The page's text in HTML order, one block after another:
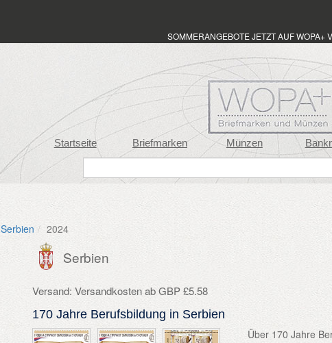
SOMMERANGEBOTE JETZT AUF WOPA+
Startseite Briefmarken Münzen
Serbien 2024
Serbien
Versand: Versandkosten ab GBP £5.58
170 Jahre Berufsbildung in Serbien
Über 170 Jahre